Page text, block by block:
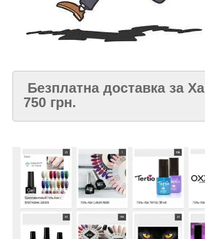
Безплатна доставка за
750 грн.